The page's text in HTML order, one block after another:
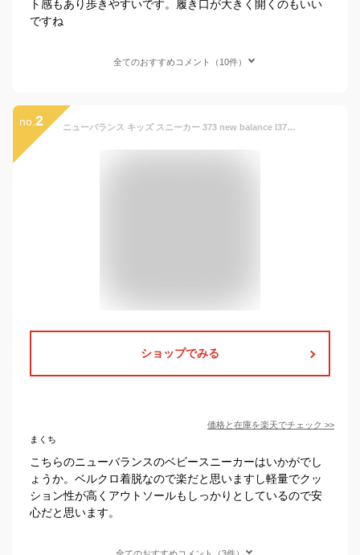
ト感もあり歩きやすいです。履き口が大きく開くのもいい
ですね
全てのおすすめコメント（10件）
no. 2 ニューバランス キッズ スニーカー 373 new balance I373 IZ373 子供靴 運動会 通園 通学 ベビー グレー ブラック ネイビー ベージュ ホワイト ピンク レッド ブルー ブラウン イエロー NB
ショップでみる
価格と在庫を楽天でチェック >>
まくち
こちらのニューバランスのベビースニーカーはいかがでし
ょうか。ベルクロ着脱なので楽だと思いますし軽量でクッ
ション性が高くアウトソールもしっかりとしているので安
心だと思います。